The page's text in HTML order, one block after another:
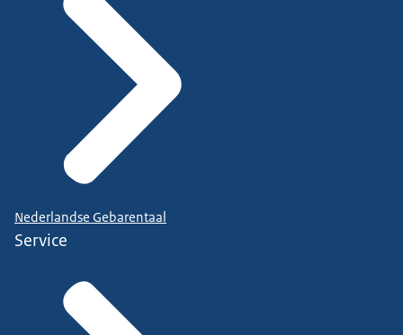
Nederlandse Gebarentaal
Service